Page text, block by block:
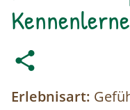
Erlebnisart: